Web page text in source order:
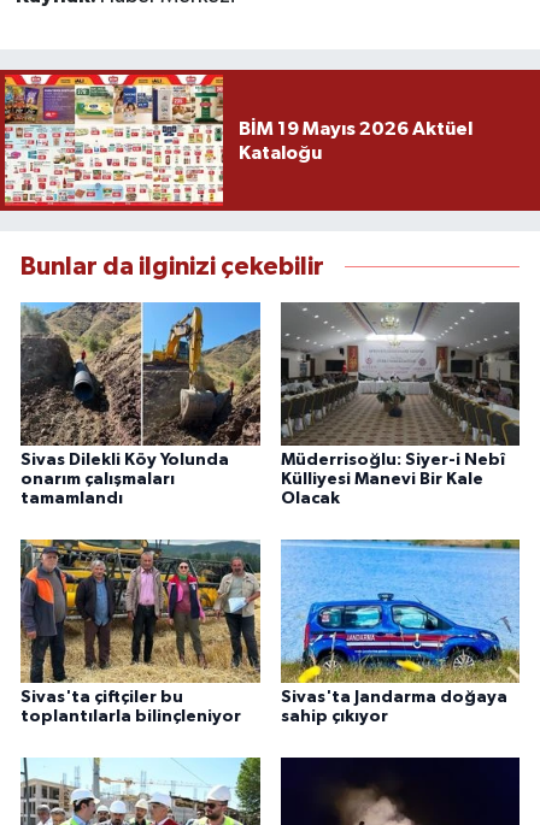
BİM 19 Mayıs 2026 Aktüel
Kataloğu
Bunlar da ilginizi çekebilir
Sivas Dilekli Köy Yolunda
onarım çalışmaları
tamamlandı
Müderrisoğlu: Siyer-i Nebî
Külliyesi Manevi Bir Kale
Olacak
Sivas'ta çiftçiler bu
toplantılarla bilinçleniyor
Sivas'ta Jandarma doğaya
sahip çıkıyor